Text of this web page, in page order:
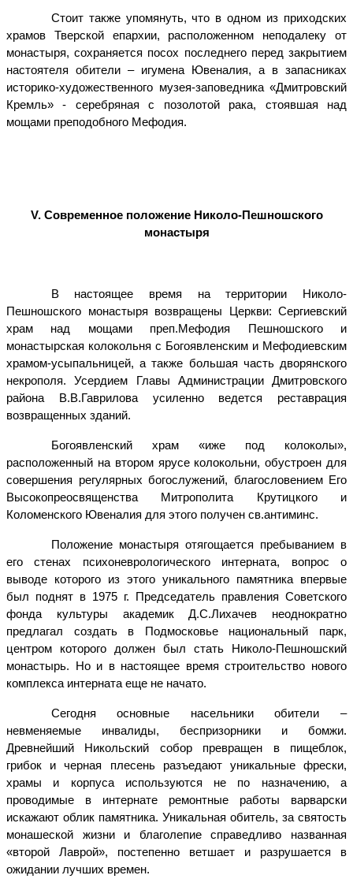
Стоит также упомянуть, что в одном из приходских
храмов Тверской епархии, расположенном неподалеку от
монастыря, сохраняется посох последнего перед закрытием
настоятеля обители – игумена Ювеналия, а в запасниках
историко-художественного музея-заповедника «Дмитровский
Кремль» - серебряная с позолотой рака, стоявшая над
мощами преподобного Мефодия.
V. Современное положение Николо-Пешношского
монастыря
В настоящее время на территории Николо-
Пешношского монастыря возвращены Церкви: Сергиевский
храм над мощами преп.Мефодия Пешношского и
монастырская колокольня с Богоявленским и Мефодиевским
храмом-усыпальницей, а также большая часть дворянского
некрополя. Усердием Главы Администрации Дмитровского
района В.В.Гаврилова усиленно ведется реставрация
возвращенных зданий.
Богоявленский храм «иже под колоколы»,
расположенный на втором ярусе колокольни, обустроен для
совершения регулярных богослужений, благословением Его
Высокопреосвященства Митрополита Крутицкого и
Коломенского Ювеналия для этого получен св.антиминс.
Положение монастыря отягощается пребыванием в
его стенах психоневрологического интерната, вопрос о
выводе которого из этого уникального памятника впервые
был поднят в 1975 г. Председатель правления Советского
фонда культуры академик Д.С.Лихачев неоднократно
предлагал создать в Подмосковье национальный парк,
центром которого должен был стать Николо-Пешношский
монастырь. Но и в настоящее время строительство нового
комплекса интерната еще не начато.
Сегодня основные насельники обители –
невменяемые инвалиды, беспризорники и бомжи.
Древнейший Никольский собор превращен в пищеблок,
грибок и черная плесень разъедают уникальные фрески,
храмы и корпуса используются не по назначению, а
проводимые в интернате ремонтные работы варварски
искажают облик памятника. Уникальная обитель, за святость
монашеской жизни и благолепие справедливо названная
«второй Лаврой», постепенно ветшает и разрушается в
ожидании лучших времен.